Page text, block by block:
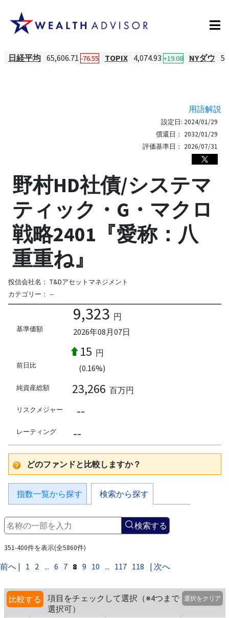
日経平均 65,606.71 -76.55 TOPIX 4,074.93 +19.08 NYダウ
用語解説
設定日: 2024/01/29
償還日： 2032/01/29
評価基準日： 2026/07/31
野村HD社債/システマ
ティック・G・マクロ
戦略2401『愛称：八
重重ね』
投信会社名： T&Dアセットマネジメント
カテゴリー： --
基準価額
9,323 円
2026年08月07日
前日比
15 円
(0.16%)
純資産総額 23,266 百万円
リスクメジャー --
レーティング --
どのファンドと比較しますか？
指数一覧から探す 検索から探す
検索する
351-400件を表示(全5860件)
前へ | 1 2 ... 6 7 8 9 10 ... 117 118 | 次へ
比較する
項目をチェックして選択（※4つまで
選択可）
選択をクリア